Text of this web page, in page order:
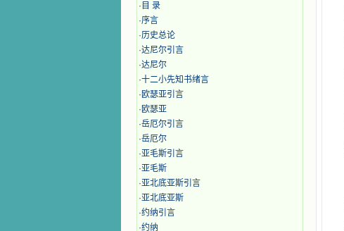
· 目 录
·序言
·历史总论
·达尼尔引言
·达尼尔
·十二小先知书绪言
·欧瑟亚引言
·欧瑟亚
·岳厄尔引言
·岳厄尔
·亚毛斯引言
·亚毛斯
·亚北底亚斯引言
·亚北底亚斯
·约纳引言
·约纳